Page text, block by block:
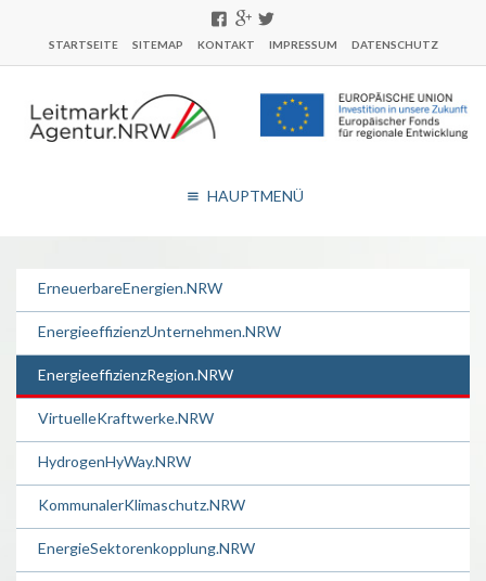
STARTSEITE SITEMAP KONTAKT IMPRESSUM DATENSCHUTZ
HAUPTMENÜ
ErneuerbareEnergien.NRW
EnergieeffizienzUnternehmen.NRW
EnergieeffizienzRegion.NRW
VirtuelleKraftwerke.NRW
HydrogenHyWay.NRW
KommunalerKlimaschutz.NRW
EnergieSektorenkopplung.NRW